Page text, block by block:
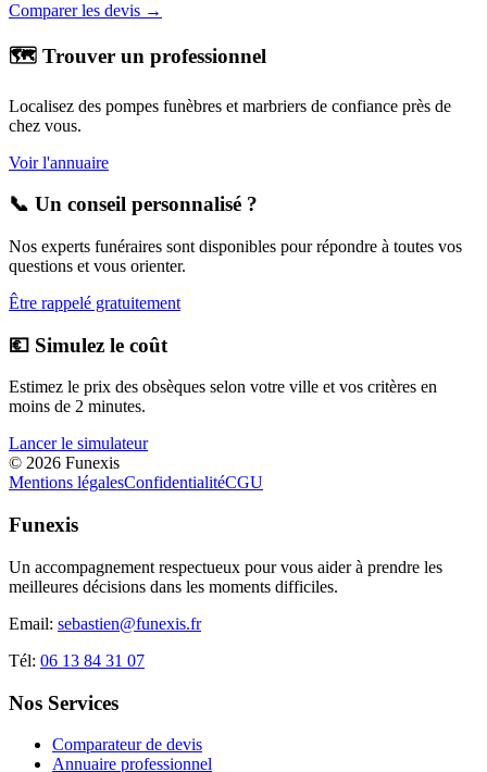
Comparer les devis →
🗺️ Trouver un professionnel
Localisez des pompes funèbres et marbriers de confiance près de
chez vous.
Voir l'annuaire
📞 Un conseil personnalisé ?
Nos experts funéraires sont disponibles pour répondre à toutes vos
questions et vous orienter.
Être rappelé gratuitement
💶 Simulez le coût
Estimez le prix des obsèques selon votre ville et vos critères en
moins de 2 minutes.
Lancer le simulateur
© 2026 Funexis
Mentions légalesConfidentialitéCGU
Funexis
Un accompagnement respectueux pour vous aider à prendre les
meilleures décisions dans les moments difficiles.
Email: sebastien@funexis.fr
Tél: 06 13 84 31 07
Nos Services
Comparateur de devis
Annuaire professionnel